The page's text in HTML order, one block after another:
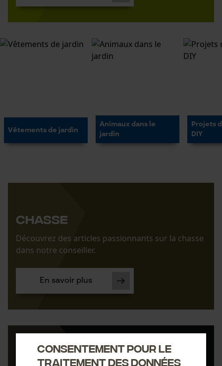
Vêtements de jardin
Animaux dans le
jardin
Projets
DIY
Chasse
Découvrez des articles passionnants sur la chasse
dans notre conseiller.
En savoir plus
Harvester
Consentement pour le
traitement des données